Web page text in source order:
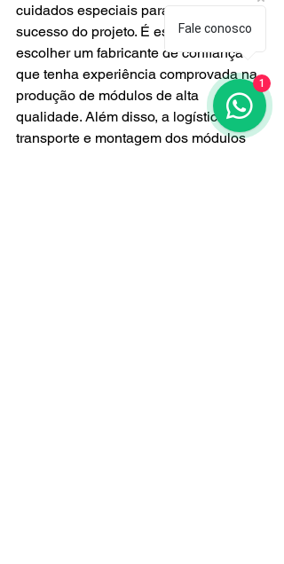
cuidados especiais para garantir o
sucesso do projeto. É essencial
escolher um fabricante de confiança
que tenha experiência comprovada na
produção de módulos de alta
qualidade. Além disso, a logística de
transporte e montagem dos módulos
Fale conosco
1